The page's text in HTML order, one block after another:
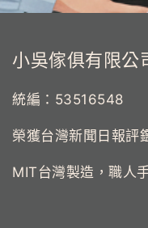
小吳傢俱有限公
統編：53516548
榮獲台灣新聞日報評
MIT台灣製造，職人